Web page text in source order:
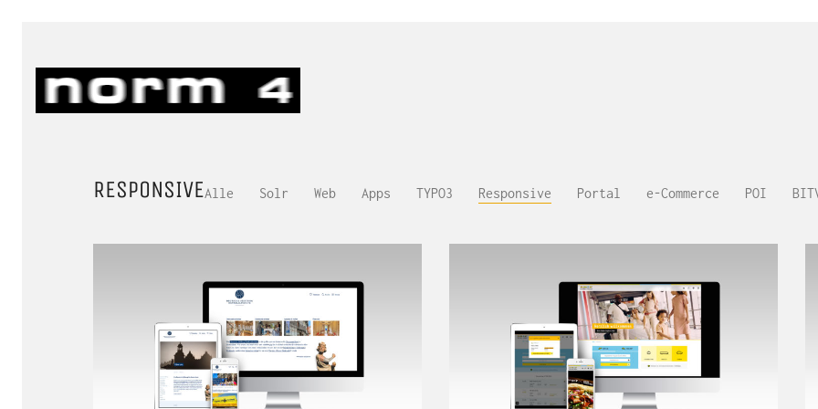
RESPONSIVEAlle Solr Web Apps TYPO3 Responsive Portal e-Commerce POI